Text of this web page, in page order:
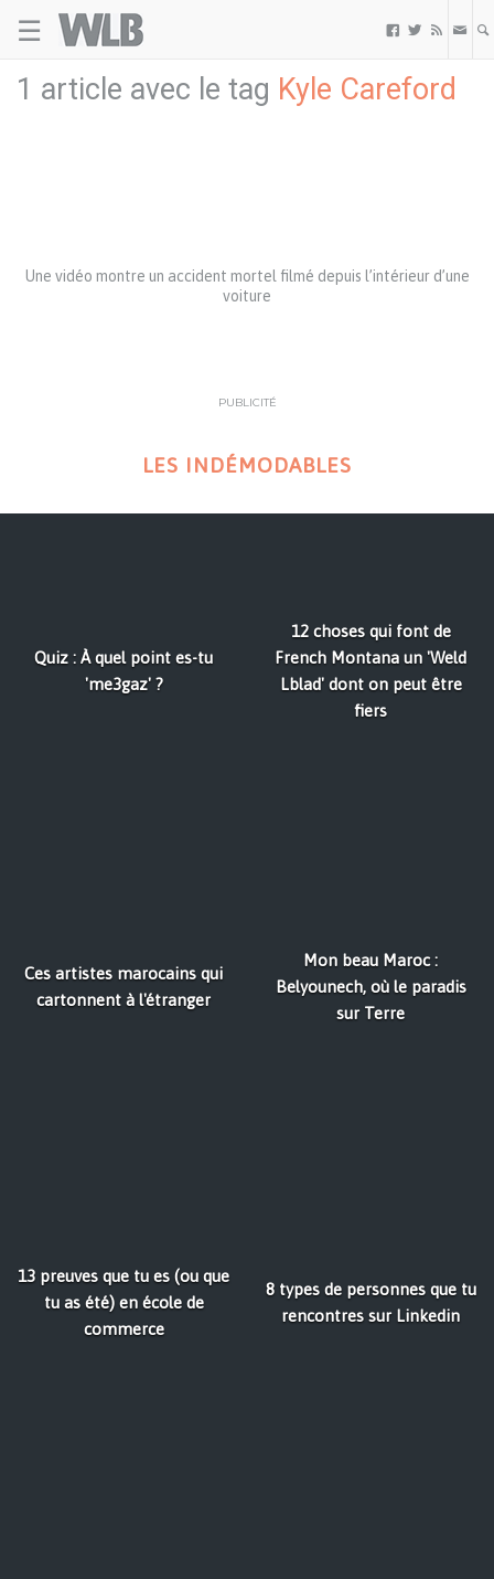
☰   
1 article avec le tag Kyle Careford
Une vidéo montre un accident mortel filmé depuis l’intérieur d’une
voiture
PUBLICITÉ
LES INDÉMODABLES
Quiz : À quel point es-tu
'me3gaz' ?
12 choses qui font de
French Montana un 'Weld
Lblad' dont on peut être
fiers
Ces artistes marocains qui
cartonnent à l'étranger
Mon beau Maroc :
Belyounech, où le paradis
sur Terre
13 preuves que tu es (ou que
tu as été) en école de
commerce
8 types de personnes que tu
rencontres sur Linkedin